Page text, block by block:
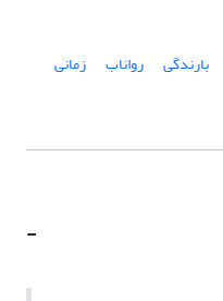
بارندگی رواناب زمانی
-